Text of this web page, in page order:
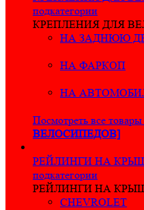
подкатегории
КРЕПЛЕНИЯ ДЛЯ
НА ЗАДНЮЮ
НА ФАРКОП
НА
Посмотреть все товары
ВЕЛОСИПЕДОВ]
РЕЙЛИНГИ НА
подкатегории
РЕЙЛИНГИ НА
CHEVROLET